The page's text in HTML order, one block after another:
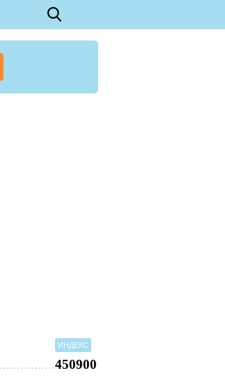
ИНДЕКС
450900